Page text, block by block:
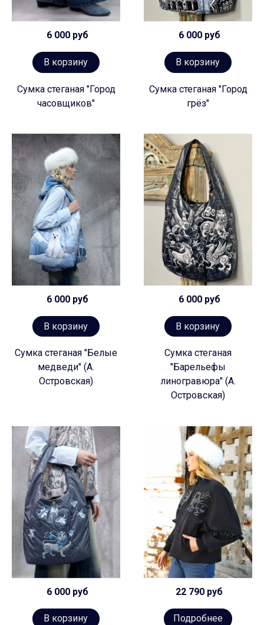
6 000 руб
В корзину
Сумка стеганая "Город
часовщиков"
6 000 руб
В корзину
Сумка стеганая "Город
грёз"
6 000 руб
В корзину
Сумка стеганая "Белые
медведи" (А.
Островская)
6 000 руб
В корзину
Сумка стеганая
"Барельефы
линогравюра" (А.
Островская)
6 000 руб
В корзину
22 790 руб
Подробнее